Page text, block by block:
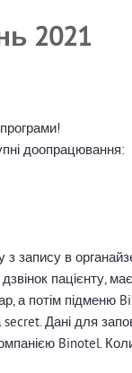
2021
доопрацювання:
запису в
пацієнту,
потім підменю
secret. Дані для
Binotel.